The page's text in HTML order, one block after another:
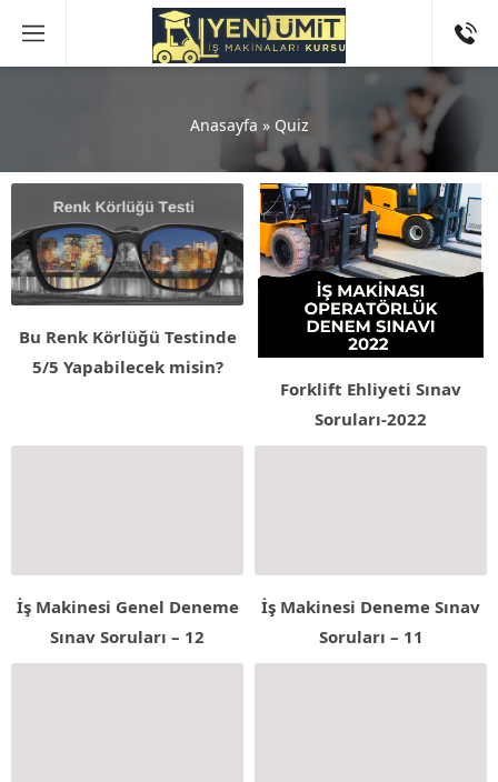
Anasayfa » Quiz
Bu Renk Körlüğü Testinde
5/5 Yapabilecek misin?
Forklift Ehliyeti Sınav
Soruları-2022
İş Makinesi Genel Deneme
Sınav Soruları – 12
İş Makinesi Deneme Sınav
Soruları – 11